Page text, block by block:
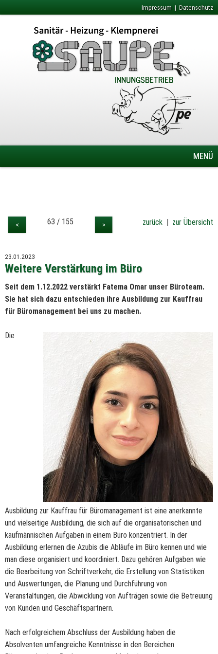
Impressum| Datenschutz
MENÜ
< 63 / 155 > zurück | zur Übersicht
23.01.2023
Weitere Verstärkung im Büro
Seit dem 1.12.2022 verstärkt Fatema Omar unser Büroteam.
Sie hat sich dazu entschieden ihre Ausbildung zur Kauffrau
für Büromanagement bei uns zu machen.
Die
Ausbildung zur Kauffrau für Büromanagement ist eine anerkannte
und vielseitige Ausbildung, die sich auf die organisatorischen und
kaufmännischen Aufgaben in einem Büro konzentriert. In der
Ausbildung erlernen die Azubis die Abläufe im Büro kennen und wie
man diese organisiert und koordiniert. Dazu gehören Aufgaben wie
die Bearbeitung von Schriftverkehr, die Erstellung von Statistiken
und Auswertungen, die Planung und Durchführung von
Veranstaltungen, die Abwicklung von Aufträgen sowie die Betreuung
von Kunden und Geschäftspartnern.
Nach erfolgreichem Abschluss der Ausbildung haben die
Absolventen umfangreiche Kenntnisse in den Bereichen